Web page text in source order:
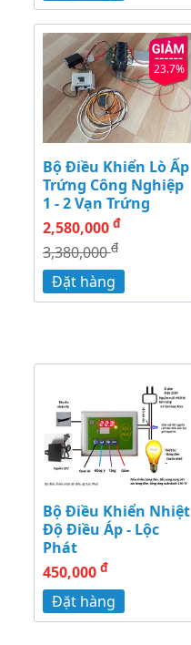
23.7%
Bộ Điều Khiển Lò Ấp
Trứng Công Nghiệp
1 - 2 Vạn Trứng
2,580,000 đ
3,380,000đ
Đặt hàng
Bộ Điều Khiển Nhiệt
Độ Điều Áp - Lộc
Phát
450,000 đ
Đặt hàng